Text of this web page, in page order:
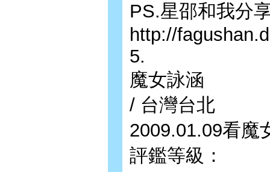
PS.星邵和我分
http://
5.
魔女詠涵
/ 台灣台北
2009.01.09看魔
評鑑等級：